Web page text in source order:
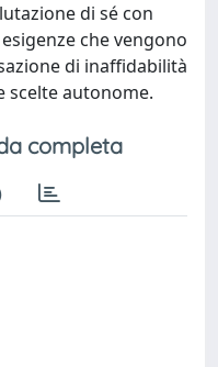
di sé con
che vengono
di inaffidabilità
scelte autonome.
completa